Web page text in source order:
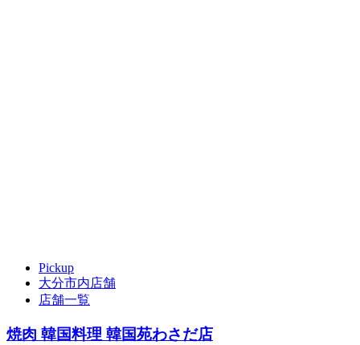
Pickup
大分市内店舗
店舗一覧
焼肉 韓国料理 韓国苑わさだ店